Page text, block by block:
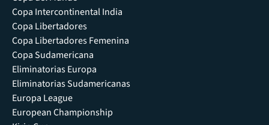
Copa Intercontinental India
Copa Libertadores
Copa Libertadores Femenina
Copa Sudamericana
Eliminatorias Europa
Eliminatorias Sudamericanas
Europa League
European Championship